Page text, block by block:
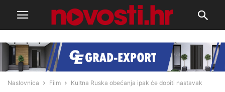
Naslovnica Film Kultna Ruska obećanja ipak će dobiti nastavak